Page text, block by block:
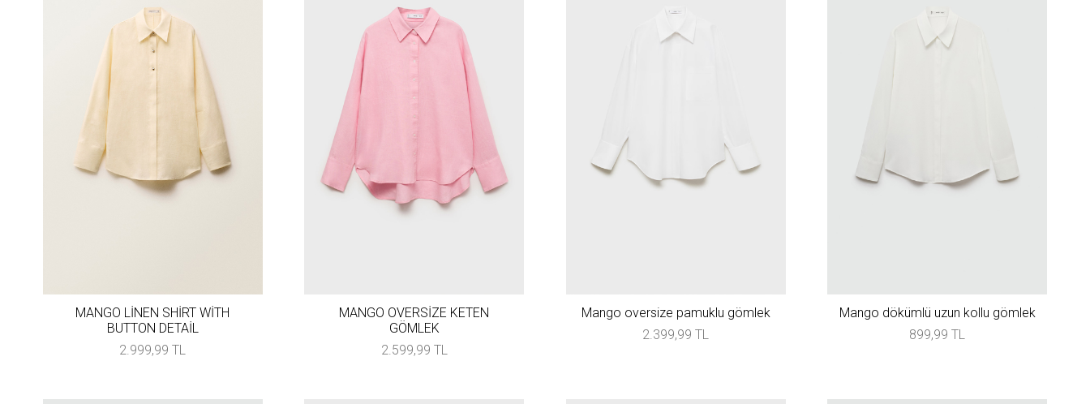
MANGO LİNEN SHİRT WİTH
BUTTON DETAİL
2.999,99 TL
MANGO OVERSİZE KETEN
GÖMLEK
2.599,99 TL
Mango oversize pamuklu gömlek
2.399,99 TL
Mango dökümlü uzun kollu gömlek
899,99 TL